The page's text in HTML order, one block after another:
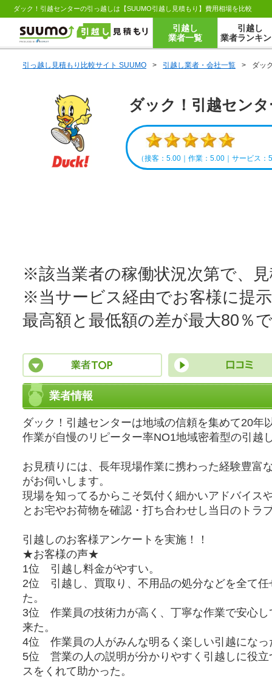
ダック！引越センターの引っ越しは【SUUMO引越し見積もり】費用相場を比較
引越し
業者一覧
引越し
業者ランキ
引っ越し見積もり比較サイト SUUMO > 引越し業者・会社一覧 > ダッ
ダック！引越センタ
（接客：5.00｜作業：5.00｜サービス
※該当業者の稼働状況次第で、
※当サービス経由でお客様に提
最高額と最低額の差が最大80％
業者情報
ダック！引越センターは地域の信頼を集めて20年
作業が自慢のリピーター率NO1地域密着型の引越
お見積りには、長年現場作業に携わった経験豊富
がお伺いします。
現場を知ってるからこそ気付く細かいアドバイス
とお宅やお荷物を確認・打ち合わせし当日のトラ
引越しのお客様アンケートを実施！！
★お客様の声★
1位 引越し料金がやすい。
2位 引越し、買取り、不用品の処分などを全て任
た。
3位 作業員の技術力が高く、丁寧な作業で安心し
来た。
4位 作業員の人がみんな明るく楽しい引越になっ
5位 営業の人の説明が分かりやすく引越しに役立
スをくれて助かった。